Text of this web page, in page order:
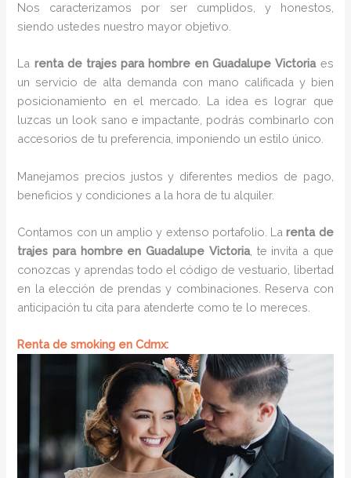
Nos caracterizamos por ser cumplidos, y honestos,
siendo ustedes nuestro mayor objetivo.
La renta de trajes para hombre en Guadalupe Victoria es
un servicio de alta demanda con mano calificada y bien
posicionamiento en el mercado. La idea es lograr que
luzcas un look sano e impactante, podrás combinarlo con
accesorios de tu preferencia, imponiendo un estilo único.
Manejamos precios justos y diferentes medios de pago,
beneficios y condiciones a la hora de tu alquiler.
Contamos con un amplio y extenso portafolio. Larenta de
trajes para hombre en Guadalupe Victoria, te invita a que
conozcas y aprendas todo el código de vestuario, libertad
en la elección de prendas y combinaciones. Reserva con
anticipación tu cita para atenderte como te lo mereces.
Renta de smoking en Cdmx: